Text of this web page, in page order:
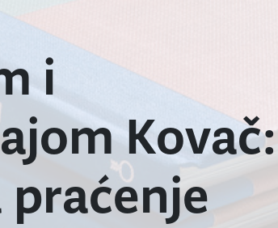
i
Kovač: